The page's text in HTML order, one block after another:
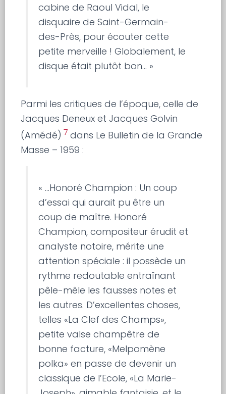
cabine de Raoul Vidal, le
disquaire de Saint-Germain-
des-Près, pour écouter cette
petite merveille ! Globalement, le
disque était plutôt bon… »
Parmi les critiques de l’époque, celle de
Jacques Deneux et Jacques Golvin
(Amédé) 7 dans Le Bulletin de la Grande
Masse – 1959 :
« …Honoré Champion : Un coup
d’essai qui aurait pu être un
coup de maître. Honoré
Champion, compositeur érudit et
analyste notoire, mérite une
attention spéciale : il possède un
rythme redoutable entraînant
pêle-mêle les fausses notes et
les autres. D’excellentes choses,
telles «La Clef des Champs»,
petite valse champêtre de
bonne facture, «Melpomène
polka» en passe de devenir un
classique de l’Ecole, «La Marie-